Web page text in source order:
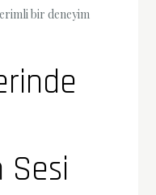
bir deneyim
Sesi